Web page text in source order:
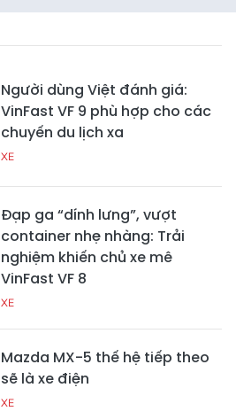
Người dùng Việt đánh giá:
VinFast VF 9 phù hợp cho các
chuyến du lịch xa
XE
Đạp ga “dính lưng”, vượt
container nhẹ nhàng: Trải
nghiệm khiến chủ xe mê
VinFast VF 8
XE
Mazda MX-5 thế hệ tiếp theo
sẽ là xe điện
XE